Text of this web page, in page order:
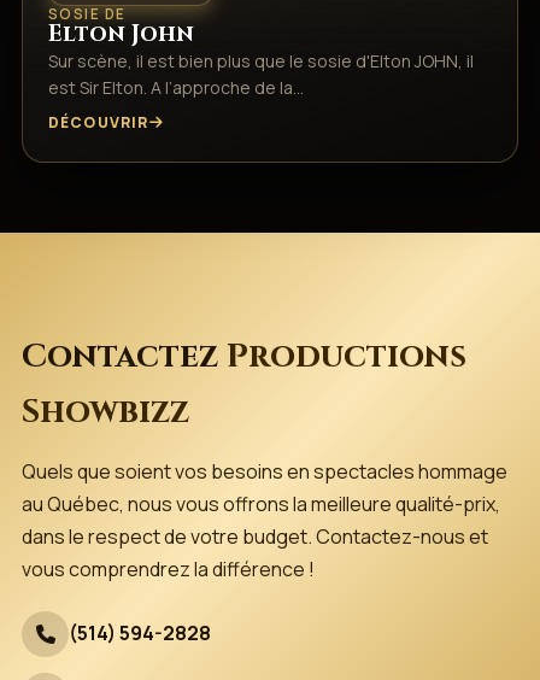
SOSIE DE
Elton John
Sur scène, il est bien plus que le sosie d'Elton JOHN, il
est Sir Elton. A l’approche de la…
DÉCOUVRIR
Contactez Productions
Showbizz
Quels que soient vos besoins en spectacles hommage
au Québec, nous vous offrons la meilleure qualité-prix,
dans le respect de votre budget. Contactez-nous et
vous comprendrez la différence !
(514) 594-2828